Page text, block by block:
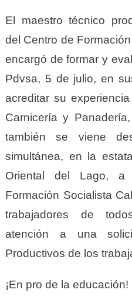
El maestro técnico
del Centro de
encargó de formar y
Pdvsa, 5 de julio, en
acreditar su
Carnicería y
también se viene
simultánea, en la
Oriental del Lago,
Formación Socialista
trabajadores de
atención a una
Productivos de los
¡En pro de la educación!